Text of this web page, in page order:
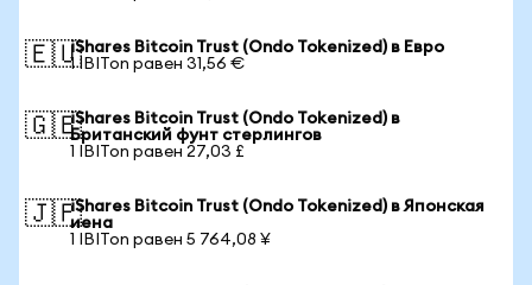
🇪🇺iShares Bitcoin Trust (Ondo Tokenized) в Евро
1 IBITon равен 31,56 €
🇬🇧iShares Bitcoin Trust (Ondo Tokenized) в
Британский фунт стерлингов
1 IBITon равен 27,03 £
🇯🇵iShares Bitcoin Trust (Ondo Tokenized) в Японская
иена
1 IBITon равен 5 764,08 ¥